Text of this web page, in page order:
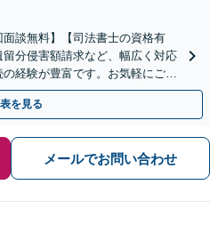
面談無料】【司法書士の資格有
分侵害額請求など、幅広く対応
経験が豊富です。お気軽にご相
オンライン面談可】
を見る
メールでお問い合わせ